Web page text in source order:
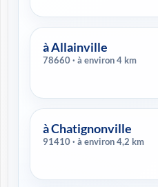
à Allainville
78660 · à environ 4 km
à Chatignonville
91410 · à environ 4,2 km